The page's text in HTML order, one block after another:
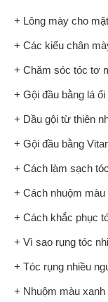
+ Lông mày cho
+ Các kiểu chân
+ Chăm sóc tóc tơ
+ Gội đầu bằng lá
+ Dầu gội từ thiên
+ Gội đầu bằng
+ Cách làm sạch
+ Cách nhuộm
+ Cách khắc phục
+ Vì sao rụng tóc
+ Tóc rụng nhiều
+ Nhuộm màu